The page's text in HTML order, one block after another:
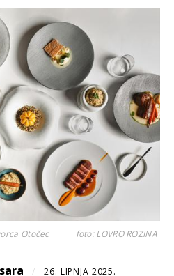
Otočec foto: LOVRO ROZINA
/ 26. LIPNJA 2025.